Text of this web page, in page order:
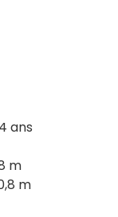
ans
m
m